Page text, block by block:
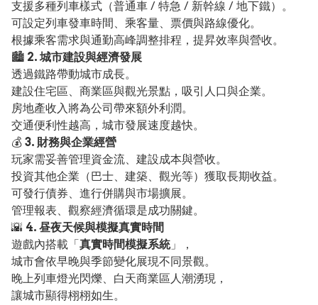
支援多種列車樣式（普通車 / 特急 / 新幹線 / 地下鐵）。
可設定列車發車時間、乘客量、票價與路線優化。
根據乘客需求與通勤高峰調整排程，提昇效率與營收。
🏙️ 2. 城市建設與經濟發展
透過鐵路帶動城市成長。
建設住宅區、商業區與觀光景點，吸引人口與企業。
房地產收入將為公司帶來額外利潤。
交通便利性越高，城市發展速度越快。
💰 3. 財務與企業經營
玩家需妥善管理資金流、建設成本與營收。
投資其他企業（巴士、建築、觀光等）獲取長期收益。
可發行債券、進行併購與市場擴展。
管理報表、觀察經濟循環是成功關鍵。
🌇 4. 昼夜天候與模擬真實時間
遊戲內搭載「 真實時間模擬系統」，
城市會依早晚與季節變化展現不同景觀。
晚上列車燈光閃爍、白天商業區人潮湧現，
讓城市顯得栩栩如生。